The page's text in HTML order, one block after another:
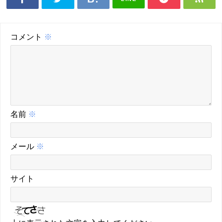
コメント ※
名前 ※
メール ※
サイト